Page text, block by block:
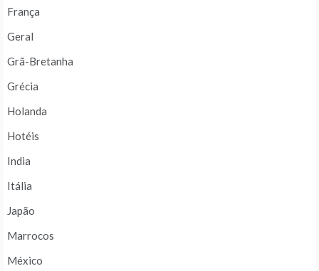
França
Geral
Grã-Bretanha
Grécia
Holanda
Hotéis
India
Itália
Japão
Marrocos
México